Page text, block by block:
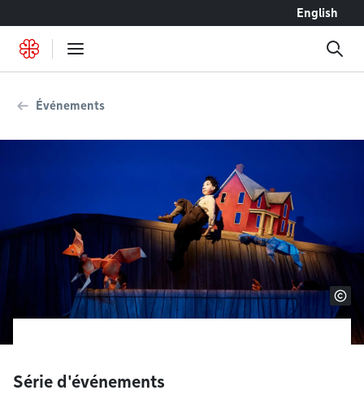
English
Événements
Série d'événements